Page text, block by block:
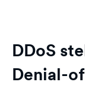
DDoS
Denial-